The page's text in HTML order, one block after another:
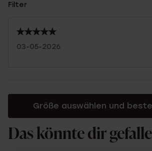
Filter
03-05-2026
Größe auswählen und
Das könnte dir